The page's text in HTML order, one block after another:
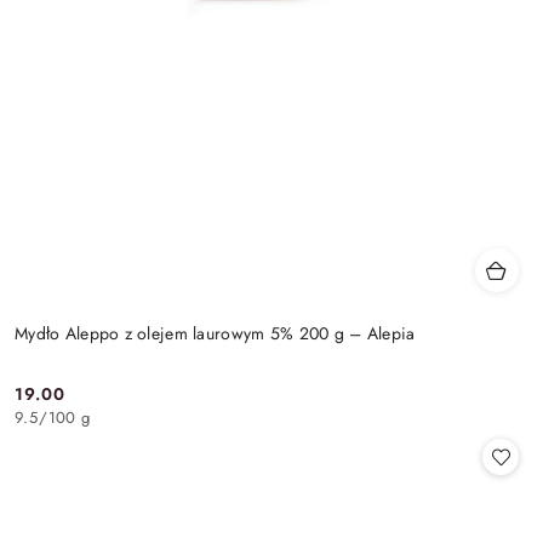
Mydło Aleppo z olejem laurowym 5% 200 g – Alepia
Cena:
19.00
9.5/100 g